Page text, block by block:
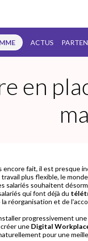
ACTUS
en
encore fait, il est presque
plus flexible, le
salariés souhaitent
qui font déjà du
réorganisation et de
progressivement
une Digital
pour une